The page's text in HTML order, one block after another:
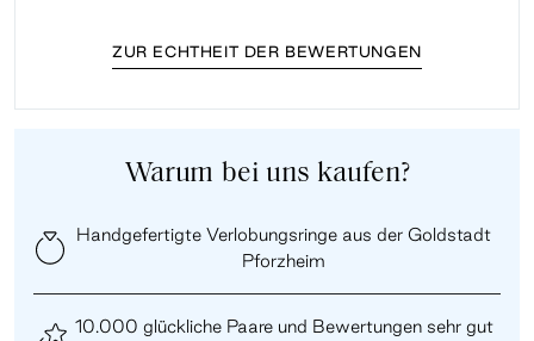
ZUR ECHTHEIT DER BEWERTUNGEN
Warum bei uns kaufen?
Handgefertigte Verlobungsringe aus der Goldstadt
Pforzheim
10.000 glückliche Paare und Bewertungen sehr gut